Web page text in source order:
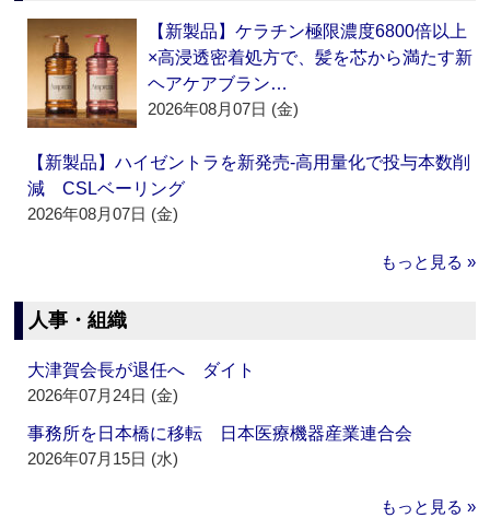
【新製品】ケラチン極限濃度6800倍以上
×高浸透密着処方で、髪を芯から満たす新
ヘアケアブラン…
2026年08月07日 (金)
【新製品】ハイゼントラを新発売‐高用量化で投与本数削
減 CSLベーリング
2026年08月07日 (金)
もっと見る »
人事・組織
大津賀会長が退任へ ダイト
2026年07月24日 (金)
事務所を日本橋に移転 日本医療機器産業連合会
2026年07月15日 (水)
もっと見る »